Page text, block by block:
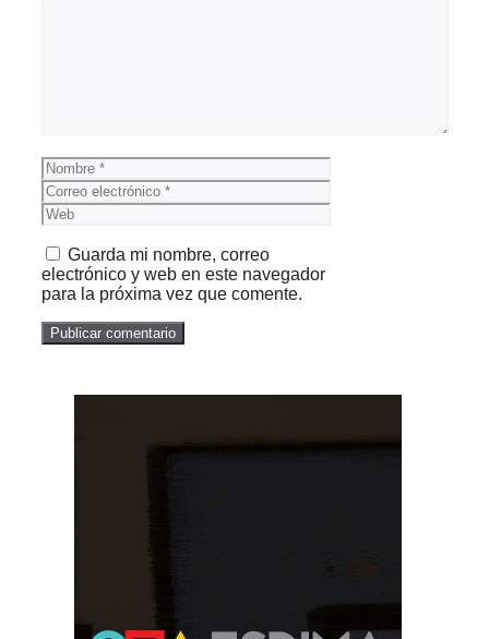
Nombre
Correo
electrónico
Web
Guarda mi nombre, correo
electrónico y web en este navegador
para la próxima vez que comente.